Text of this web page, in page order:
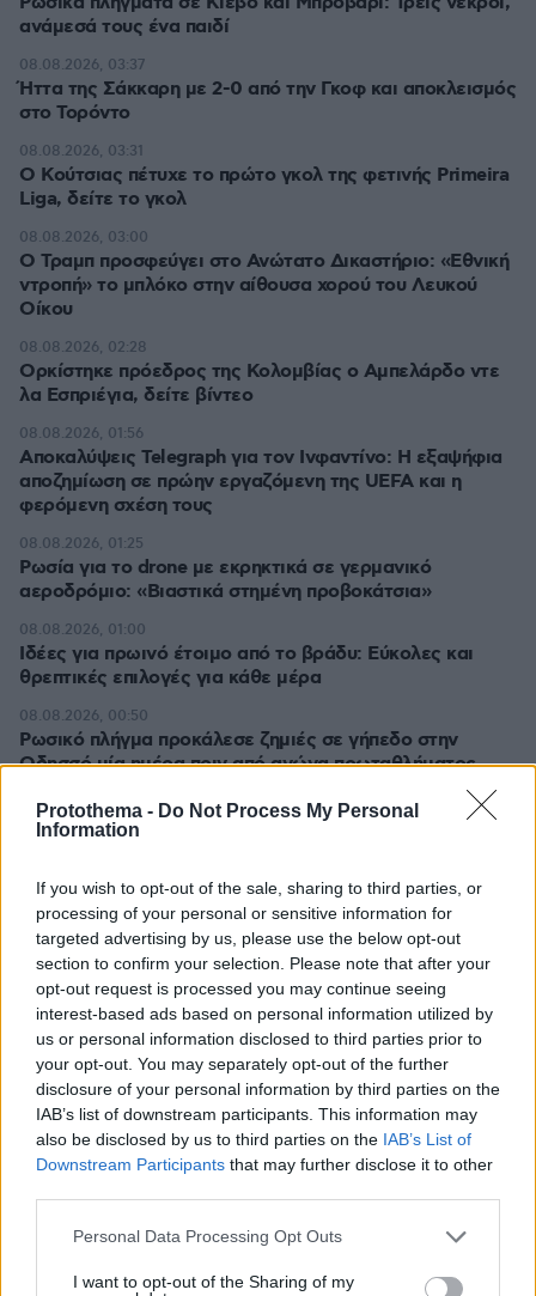
Protothema - Do Not Process My Personal
Information
If you wish to opt-out of the sale, sharing to third parties, or
processing of your personal or sensitive information for
targeted advertising by us, please use the below opt-out
section to confirm your selection. Please note that after your
opt-out request is processed you may continue seeing
interest-based ads based on personal information utilized by
us or personal information disclosed to third parties prior to
your opt-out. You may separately opt-out of the further
disclosure of your personal information by third parties on the
IAB’s list of downstream participants. This information may
also be disclosed by us to third parties on the IAB’s List of
Downstream Participants that may further disclose it to other
Please note that this website/app uses one or more Google
not limited to your visit or usage behaviour. You may click to
Personal Data Processing Opt Outs
I want to opt-out of the Sharing of my
ανάμεσά τους ένα παιδί
Ήττα της Σάκκαρη με 2-0 από την Γκοφ και αποκλεισμός
στο Τορόντο
08.08.2026, 03:37
Ο Κούτσιας πέτυχε το πρώτο γκολ της φετινής Primeira
Liga, δείτε το γκολ
08.08.2026, 03:31
Ο Τραμπ προσφεύγει στο Ανώτατο Δικαστήριο: «Εθνική
ντροπή» το μπλόκο στην αίθουσα χορού του Λευκού
Οίκου
08.08.2026, 03:00
Ορκίστηκε πρόεδρος της Κολομβίας ο Αμπελάρδο ντε
λα Εσπριέγια, δείτε βίντεο
08.08.2026, 02:28
Αποκαλύψεις Telegraph για τον Ινφαντίνο: Η εξαψήφια
αποζημίωση σε πρώην εργαζόμενη της UEFA και η
φερόμενη σχέση τους
08.08.2026, 01:56
Ρωσία για το drone με εκρηκτικά σε γερμανικό
αεροδρόμιο: «Βιαστικά στημένη προβοκάτσια»
08.08.2026, 01:25
Ιδέες για πρωινό έτοιμο από το βράδυ: Εύκολες και
θρεπτικές επιλογές για κάθε μέρα
08.08.2026, 01:00
Ρωσικό πλήγμα προκάλεσε ζημιές σε γήπεδο στην
Οδησσό μία ημέρα πριν από αγώνα πρωταθλήματος,
08.08.2026, 00:50
08.08.2026, 00:30
ΔΕΙΤΕ ΟΛΕΣ ΤΙΣ ΕΙΔΗΣΕΙΣ
ΤΑ ΠΙΟ ΔΗΜΟΦΙΛΗ